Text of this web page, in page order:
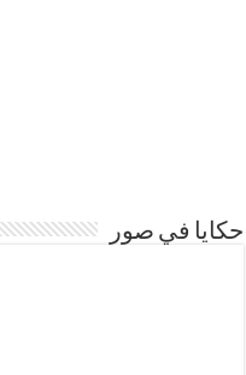
حكايا في صور